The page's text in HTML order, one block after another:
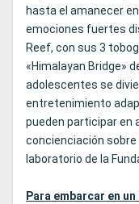
hasta el amanecer
emociones fuertes
Reef, con sus 3
«Himalayan Bridge»
adolescentes se
entretenimiento
pueden participar en
concienciación
laboratorio de la
Para embarcar en